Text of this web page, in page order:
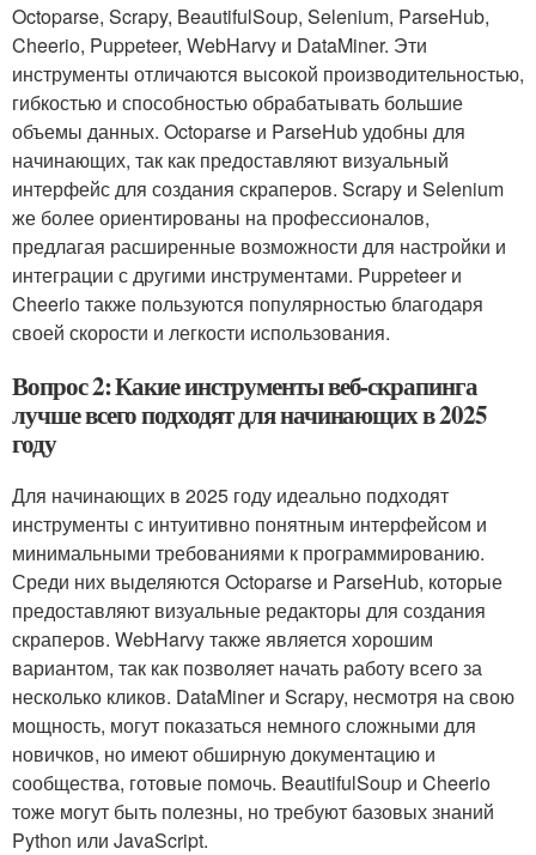
Octoparse, Scrapy, BeautifulSoup, Selenium, ParseHub,
Cheerio, Puppeteer, WebHarvy и DataMiner. Эти
инструменты отличаются высокой производительностью,
гибкостью и способностью обрабатывать большие
объемы данных. Octoparse и ParseHub удобны для
начинающих, так как предоставляют визуальный
интерфейс для создания скраперов. Scrapy и Selenium
же более ориентированы на профессионалов,
предлагая расширенные возможности для настройки и
интеграции с другими инструментами. Puppeteer и
Cheerio также пользуются популярностью благодаря
своей скорости и легкости использования.
Вопрос 2: Какие инструменты веб-скрапинга
лучше всего подходят для начинающих в 2025
году
Для начинающих в 2025 году идеально подходят
инструменты с интуитивно понятным интерфейсом и
минимальными требованиями к программированию.
Среди них выделяются Octoparse и ParseHub, которые
предоставляют визуальные редакторы для создания
скраперов. WebHarvy также является хорошим
вариантом, так как позволяет начать работу всего за
несколько кликов. DataMiner и Scrapy, несмотря на свою
мощность, могут показаться немного сложными для
новичков, но имеют обширную документацию и
сообщества, готовые помочь. BeautifulSoup и Cheerio
тоже могут быть полезны, но требуют базовых знаний
Python или JavaScript.